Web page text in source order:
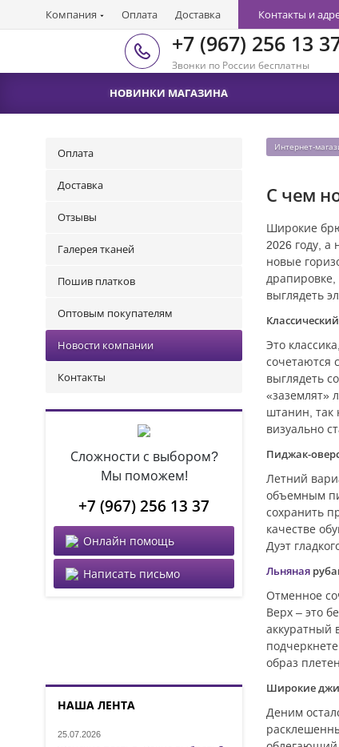
Компания Оплата Доставка Контакты и
+7 (967) 256 13
Звонки по России бесплатны
НОВИНКИ МАГАЗИНА
Оплата
Доставка
Отзывы
Галерея тканей
Пошив платков
Оптовым покупателям
Новости компании
Контакты
Сложности с выбором?
Мы поможем!
+7 (967) 256 13 37
Онлайн помощь
Написать письмо
НАША ЛЕНТА
25.07.2026
Интернет-
С чем
Широкие
2026 году, а
новые
драпировке,
выглядеть
Это
сочетаются
выглядеть
«заземлят»
штанин, так
визуально
Пиджак-
Летний
объемным
сохранить
качестве
Дуэт
Льняная
Отменное
Верх – это
аккуратный
образ
Широкие
Деним